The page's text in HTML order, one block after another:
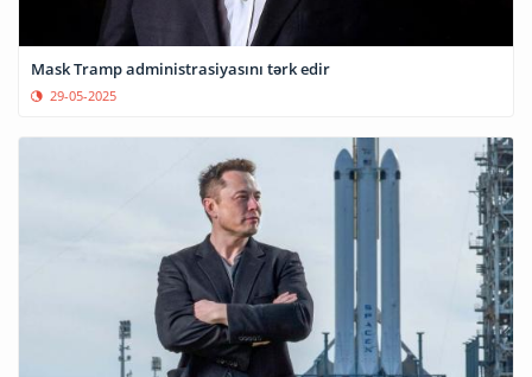
Mask Tramp administrasiyasını tərk edir
29-05-2025